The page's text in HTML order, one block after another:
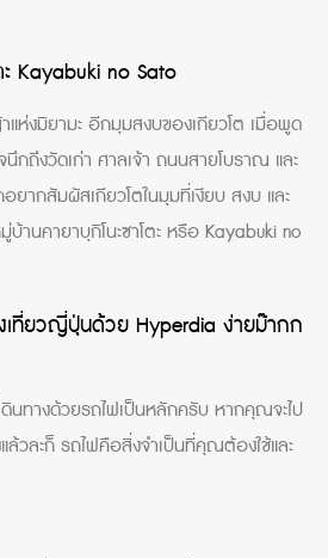
ะ Kayabuki no Sato
ห่งมิยามะ อีกมุมสงบของเกียวโต เมื่อพูด
กถึงวัดเก่า ศาลเจ้า ถนนสายโบราณ และ
ยากสัมผัสเกียวโตในมุมที่เงียบ สงบ และ
านคายาบุกิโนะซาโตะ หรือ Kayabuki no
เที่ยวญี่ปุ่นด้วย Hyperdia ง่ายม๊ากก
ดินทางด้วยรถไฟเป็นหลักครับ หากคุณจะไป
วละก็ รถไฟคือสิ่งจำเป็นที่คุณต้องใช้และ